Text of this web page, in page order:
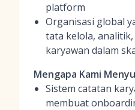
platform
Organisasi global
tata kelola,
karyawan dalam
Mengapa Kami
Sistem catatan
membuat